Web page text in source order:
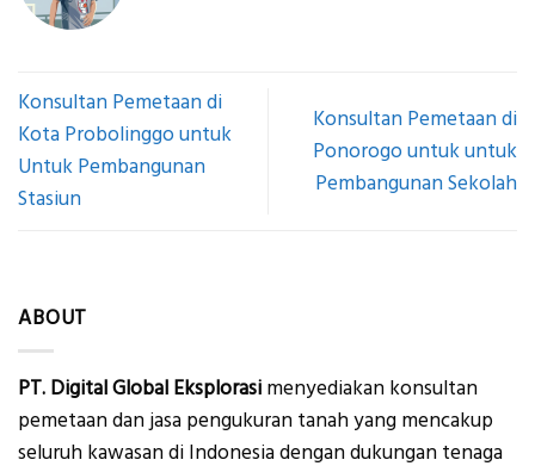
Konsultan Pemetaan di
Kota Probolinggo untuk
Untuk Pembangunan
Stasiun
Konsultan Pemetaan di
Ponorogo untuk untuk
Pembangunan Sekolah
ABOUT
PT. Digital Global Eksplorasi menyediakan konsultan
pemetaan dan jasa pengukuran tanah yang mencakup
seluruh kawasan di Indonesia dengan dukungan tenaga